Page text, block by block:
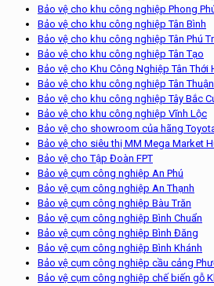
Bảo vệ cho khu công nghiệp Phong
Bảo vệ cho khu công nghiệp Tân Bình
Bảo vệ cho khu công nghiệp Tân Phú
Bảo vệ cho khu công nghiệp Tân Tạo
Bảo vệ cho Khu Công Nghiệp Tân Thới
Bảo vệ cho khu công nghiệp Tân Thuận
Bảo vệ cho khu công nghiệp Tây Bắc
Bảo vệ cho khu công nghiệp Vĩnh Lộc
Bảo vệ cho showroom của hãng
Bảo vệ cho siêu thị MM Mega Market
Bảo vệ cho Tập Đoàn FPT
Bảo vệ cụm công nghiệp An Phú
Bảo vệ cụm công nghiệp An Thạnh
Bảo vệ cụm công nghiệp Bàu Trăn
Bảo vệ cụm công nghiệp Bình Chuẩn
Bảo vệ cụm công nghiệp Bình Đăng
Bảo vệ cụm công nghiệp Bình Khánh
Bảo vệ cụm công nghiệp cầu cảng
Bảo vệ cụm công nghiệp chế biến gỗ